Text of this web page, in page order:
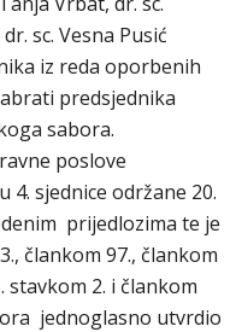
sc. Vesna Pusić
iz reda oporbenih
predsjednika
sabora.
poslove
sjednice održane 20.
prijedlozima te je
člankom 97., člankom
stavkom 2. i člankom
jednoglasno utvrdio